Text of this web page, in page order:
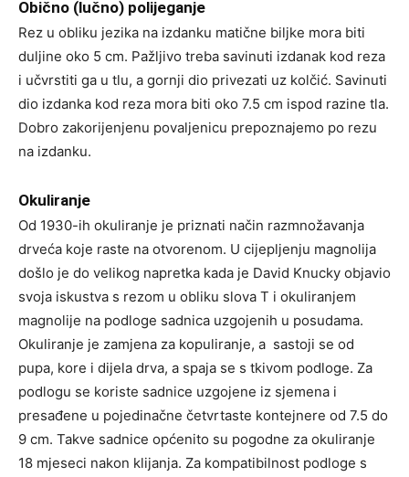
Obično (lučno) polijeganje
Rez u obliku jezika na izdanku matične biljke mora biti
duljine oko 5 cm. Pažljivo treba savinuti izdanak kod reza
i učvrstiti ga u tlu, a gornji dio privezati uz kolčić. Savinuti
dio izdanka kod reza mora biti oko 7.5 cm ispod razine tla.
Dobro zakorijenjenu povaljenicu prepoznajemo po rezu
na izdanku.
Okuliranje
Od 1930-ih okuliranje je priznati način razmnožavanja
drveća koje raste na otvorenom. U cijepljenju magnolija
došlo je do velikog napretka kada je David Knucky objavio
svoja iskustva s rezom u obliku slova T i okuliranjem
magnolije na podloge sadnica uzgojenih u posudama.
Okuliranje je zamjena za kopuliranje, a sastoji se od
pupa, kore i dijela drva, a spaja se s tkivom podloge. Za
podlogu se koriste sadnice uzgojene iz sjemena i
presađene u pojedinačne četvrtaste kontejnere od 7.5 do
9 cm. Takve sadnice općenito su pogodne za okuliranje
18 mjeseci nakon klijanja. Za kompatibilnost podloge s